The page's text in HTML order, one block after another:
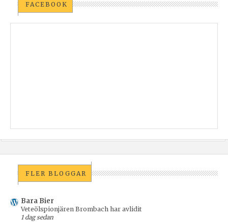
FACEBOOK
FLER BLOGGAR
Bara Bier
Veteölspionjären Brombach har avlidit
1 dag sedan